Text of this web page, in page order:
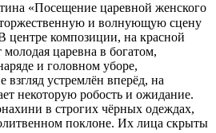
«Посещение царевной женского
и волнующую сцену
центре композиции, на красной
царевна в богатом,
и головном уборе,
устремлён вперёд, на
некоторую робость и ожидание.
в строгих чёрных одеждах,
поклоне. Их лица скрыты